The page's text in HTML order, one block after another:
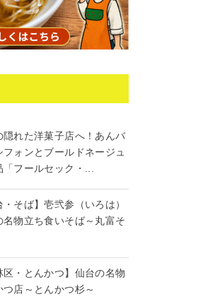
隠れた洋菓子店へ！あんバ
フォンとブールドネージュ
「フールセック・...
・そば】壱弐参（いろは）
名物立ち食いそば～丸富そ
区・とんかつ】仙台の名物
つ店～とんかつ杉～